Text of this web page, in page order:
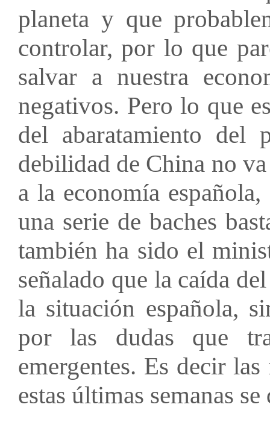
planeta y que
controlar, por lo que
salvar a nuestra
negativos. Pero lo que
del abaratamiento
debilidad de China no
a la economía
una serie de baches
también ha sido el
señalado que la caída
la situación española,
por las dudas que
emergentes. Es decir
estas últimas semanas